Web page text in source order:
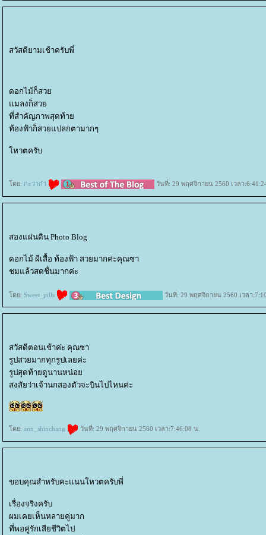
สวัสดียามเช้าครับพี่
ดอกไม้ก็สว
มลงก็สว
ที่สำคัญภาพสุดท้า
ท้องฟ้าก็สวยแปลกตามากๆ
หวตครับ
ดย: กะว่าก๋า วันที่: 29 พฤศจิกายน 2560 เวลา
สองแผ่นดิน Photo Blog
ดอกไม้ ผีเสื้อ ท้องฟ้า สวยมากค่ะคุณซา
ชมแล้วสดชื่นมากค่ะ
ดย: Sweet_pills วันที่: 29 พฤศจิกายน 2560 เวลา
สวัสดีตอนเช้าค่ะ คุณซา
รูปสวยมากทุกรูปเลยค่ะ
รูปสุดท้ายดูนานหน่อ
สงสัยว่าเจ้านกสองตัวจะบินไปไหนค่ะ
ดย: ann_shinchang วันที่: 29 พฤศจิกายน 2560 เวลา:7:46:08 น.
ขอบคุณสำหรับคะแนนโหวตครับพี่
เรื่องจริงครับ
ผมเคยเห็นหลายคู่มาก
ที่พอคู่รักเสียชีวิตไป